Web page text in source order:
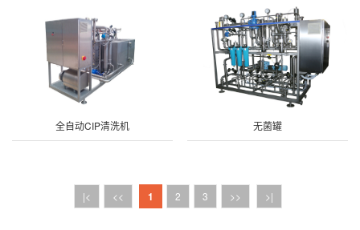
全自动CIP清洗机 无菌罐
|< << 1 2 3 >> >|